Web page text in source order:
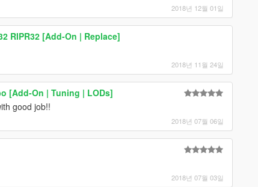
2018년 12월 01일
RIPR32 [Add-On | Replace]
2018년 11월 24일
[Add-On | Tuning | LODs]
good job!!
2018년 07월 06일
2018년 07월 03일